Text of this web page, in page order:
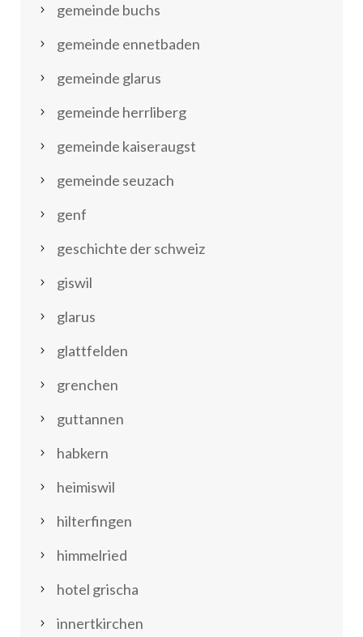
gemeinde buchs
gemeinde ennetbaden
gemeinde glarus
gemeinde herrliberg
gemeinde kaiseraugst
gemeinde seuzach
genf
geschichte der schweiz
giswil
glarus
glattfelden
grenchen
guttannen
habkern
heimiswil
hilterfingen
himmelried
hotel grischa
innertkirchen